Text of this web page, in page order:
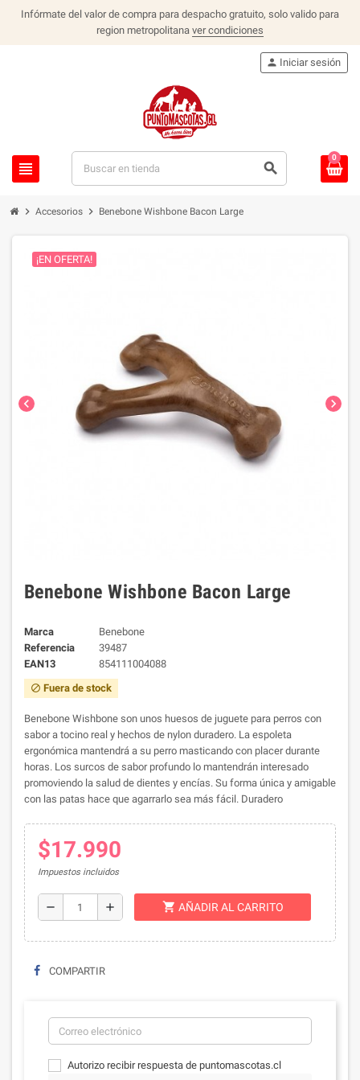
Infórmate del valor de compra para despacho gratuito, solo valido para
region metropolitana ver condiciones
view_headline search
person Iniciar sesión
0
chevron_right Accesorios chevron_right Benebone Wishbone Bacon Large
chevron_left chevron_right
¡EN OFERTA!
Benebone Wishbone Bacon Large
Marca
Benebone
Referencia
39487
EAN13
854111004088
block Fuera de stock
Benebone Wishbone son unos huesos de juguete para perros con
sabor a tocino real y hechos de nylon duradero. La espoleta
ergonómica mantendrá a su perro masticando con placer durante
horas. Los surcos de sabor profundo lo mantendrán interesado
promoviendo la salud de dientes y encías. Su forma única y amigable
con las patas hace que agarrarlo sea más fácil. Duradero
$17.990
Impuestos incluidos
remove add shopping_cart AÑADIR AL CARRITO
COMPARTIR
Autorizo recibir respuesta de puntomascotas.cl